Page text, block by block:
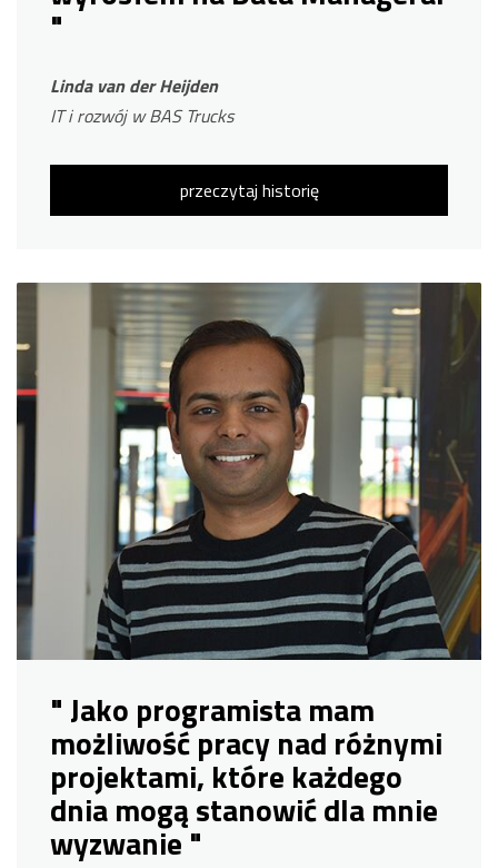
"
Linda van der Heijden
IT i rozwój w BAS Trucks
przeczytaj historię
" Jako programista mam
możliwość pracy nad różnymi
projektami, które każdego
dnia mogą stanowić dla mnie
wyzwanie "